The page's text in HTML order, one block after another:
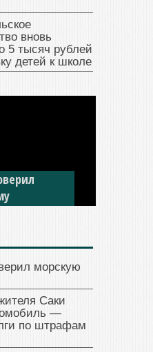
вновь
5 тысяч рублей
детей к школе
долги по
морскую
Саки
—
по штрафам